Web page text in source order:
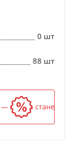
0 шт
88 шт
— и цена станет